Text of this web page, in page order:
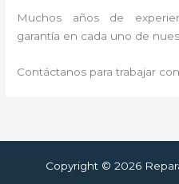
Muchos años de
garantía en cada uno de
Contáctanos para trabajar
Copyright © 2026